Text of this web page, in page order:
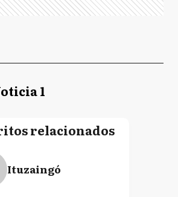
1
relacionados
Ituzaingó